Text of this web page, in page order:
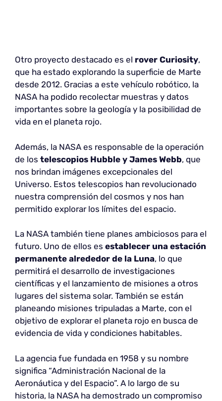
Otro proyecto destacado es el rover Curiosity,
que ha estado explorando la superficie de Marte
desde 2012. Gracias a este vehículo robótico, la
NASA ha podido recolectar muestras y datos
importantes sobre la geología y la posibilidad de
vida en el planeta rojo.
Además, la NASA es responsable de la operación
de los telescopios Hubble y James Webb, que
nos brindan imágenes excepcionales del
Universo. Estos telescopios han revolucionado
nuestra comprensión del cosmos y nos han
permitido explorar los límites del espacio.
La NASA también tiene planes ambiciosos para el
futuro. Uno de ellos es establecer una estación
permanente alrededor de la Luna, lo que
permitirá el desarrollo de investigaciones
científicas y el lanzamiento de misiones a otros
lugares del sistema solar. También se están
planeando misiones tripuladas a Marte, con el
objetivo de explorar el planeta rojo en busca de
evidencia de vida y condiciones habitables.
La agencia fue fundada en 1958 y su nombre
significa “Administración Nacional de la
Aeronáutica y del Espacio”. A lo largo de su
historia, la NASA ha demostrado un compromiso